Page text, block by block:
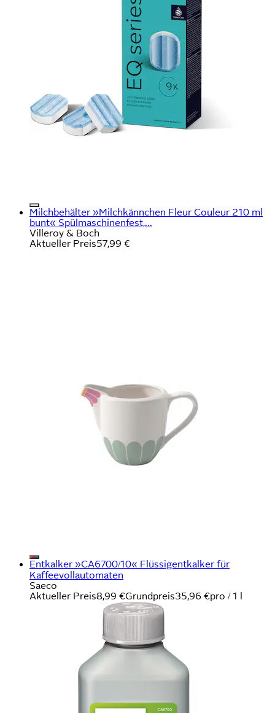
Milchbehälter »Milchkännchen Fleur Couleur 210 ml
bunt« Spülmaschinenfest,...
Villeroy & Boch
Aktueller Preis57,99 €
Entkalker »CA6700/10« Flüssigentkalker für
Kaffeevollautomaten
Saeco
Aktueller Preis8,99 €Grundpreis35,96 €pro / 1 l